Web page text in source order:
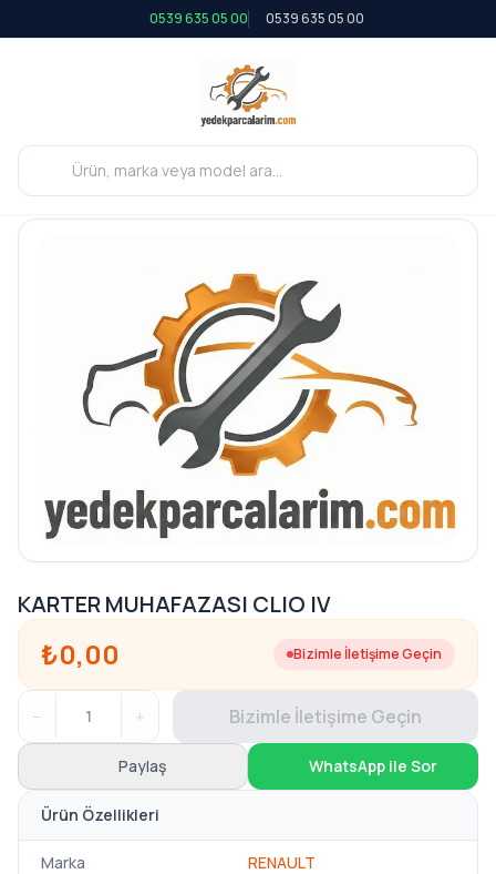
0539 635 05 00 0539 635 05 00
KARTER MUHAFAZASI CLIO IV
₺0,00 Bizimle İletişime Geçin
− + Bizimle İletişime Geçin
Paylaş WhatsApp ile Sor
Ürün Özellikleri
Marka RENAULT